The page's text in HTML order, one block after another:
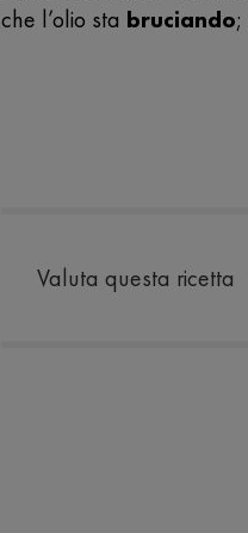
che l’olio sta bruciando
Valuta questa ricetta